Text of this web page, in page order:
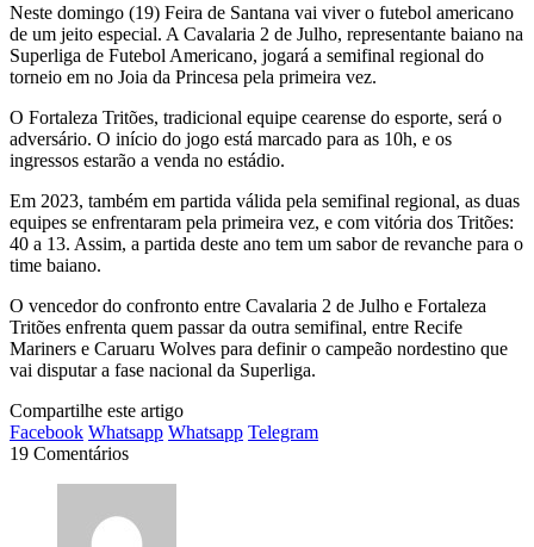
Neste domingo (19) Feira de Santana vai viver o futebol americano
de um jeito especial. A Cavalaria 2 de Julho, representante baiano na
Superliga de Futebol Americano, jogará a semifinal regional do
torneio em no Joia da Princesa pela primeira vez.
O Fortaleza Tritões, tradicional equipe cearense do esporte, será o
adversário. O início do jogo está marcado para as 10h, e os
ingressos estarão a venda no estádio.
Em 2023, também em partida válida pela semifinal regional, as duas
equipes se enfrentaram pela primeira vez, e com vitória dos Tritões:
40 a 13. Assim, a partida deste ano tem um sabor de revanche para o
time baiano.
O vencedor do confronto entre Cavalaria 2 de Julho e Fortaleza
Tritões enfrenta quem passar da outra semifinal, entre Recife
Mariners e Caruaru Wolves para definir o campeão nordestino que
vai disputar a fase nacional da Superliga.
Compartilhe este artigo
Facebook Whatsapp Whatsapp Telegram
19 Comentários